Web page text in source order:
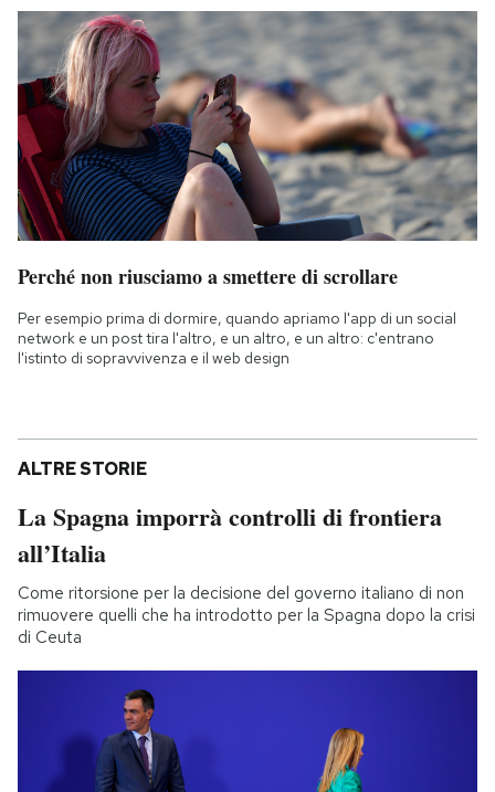
Perché non riusciamo a smettere di scrollare
Per esempio prima di dormire, quando apriamo l'app di un social
network e un post tira l'altro, e un altro, e un altro: c'entrano
l'istinto di sopravvivenza e il web design
ALTRE STORIE
La Spagna imporrà controlli di frontiera
all’Italia
Come ritorsione per la decisione del governo italiano di non
rimuovere quelli che ha introdotto per la Spagna dopo la crisi
di Ceuta